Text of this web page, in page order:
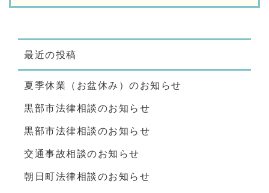
最近の投稿
夏季休業（お盆休み）のお知らせ
黒部市法律相談のお知らせ
黒部市法律相談のお知らせ
交通事故相談のお知らせ
朝日町法律相談のお知らせ